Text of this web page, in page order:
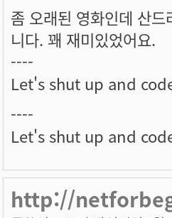
좀 오래된 영화인데 산
니다. 꽤 재미있었어요.
----
Let's shut up and
----
Let's shut up and
http://